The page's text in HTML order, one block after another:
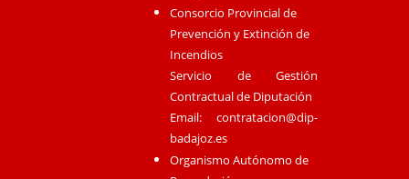
Consorcio Provincial de
Prevención y Extinción de
Incendios
Servicio de Gestión
Contractual de Diputación
Email:contratacion@dip-
badajoz.es
Organismo Autónomo de